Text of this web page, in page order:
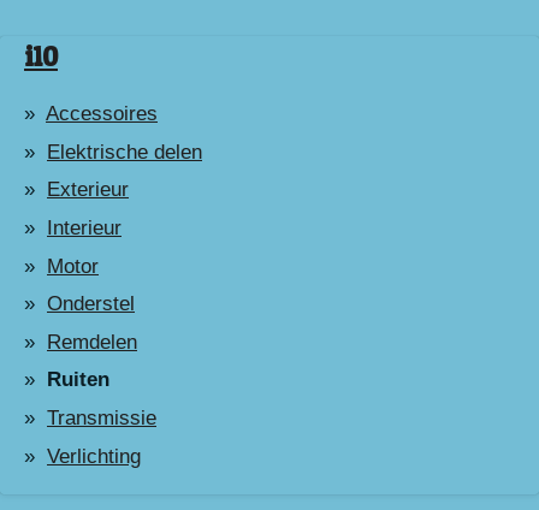
i10
Accessoires
Elektrische delen
Exterieur
Interieur
Motor
Onderstel
Remdelen
Ruiten
Transmissie
Verlichting